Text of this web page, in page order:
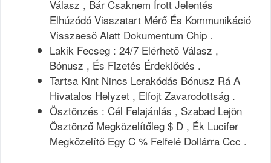
Válasz , Bár Csaknem Írott Jelentés
Elhúzódó Visszatart Mérő És Kommunikáció
Visszaeső Alatt Dokumentum Chip .
Lakik Fecseg : 24/7 Elérhető Válasz ,
Bónusz , És Fizetés Érdeklődés .
Tartsa Kint Nincs Lerakódás Bónusz Rá A
Hivatalos Helyzet , Elfojt Zavarodottság .
Ösztönzés : Cél Felajánlás , Szabad Lejön
Ösztönző Megközelítőleg $ D , Ék Lucifer
Megközelítő Egy C % Felfelé Dollárra Ccc .